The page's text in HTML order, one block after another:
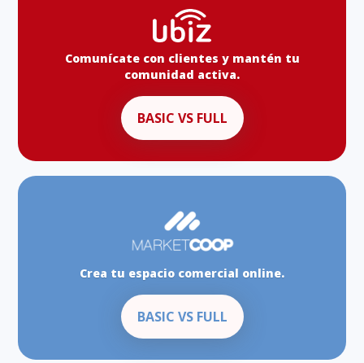
Comunícate con clientes y mantén tu
comunidad activa.
BASIC VS FULL
Crea tu espacio comercial online.
BASIC VS FULL